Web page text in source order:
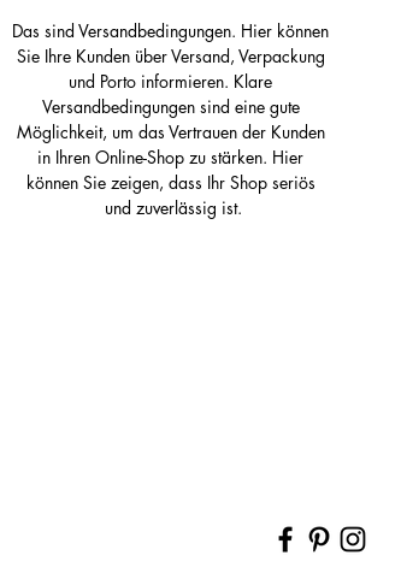
Das sind Versandbedingungen. Hier können
Sie Ihre Kunden über Versand, Verpackung
und Porto informieren. Klare
Versandbedingungen sind eine gute
Möglichkeit, um das Vertrauen der Kunden
in Ihren Online-Shop zu stärken. Hier
können Sie zeigen, dass Ihr Shop seriös
und zuverlässig ist.